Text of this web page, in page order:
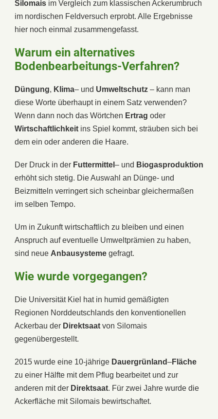
Silomais im Vergleich zum klassischen Ackerumbruch
im nordischen Feldversuch erprobt. Alle Ergebnisse
hier noch einmal zusammengefasst.
Warum ein alternatives
Bodenbearbeitungs-Verfahren?
Düngung, Klima– und Umweltschutz – kann man
diese Worte überhaupt in einem Satz verwenden?
Wenn dann noch das Wörtchen Ertrag oder
Wirtschaftlichkeit ins Spiel kommt, sträuben sich bei
dem ein oder anderen die Haare.
Der Druck in der Futtermittel – und Biogasproduktion
erhöht sich stetig. Die Auswahl an Dünge- und
Beizmitteln verringert sich scheinbar gleichermaßen
im selben Tempo.
Um in Zukunft wirtschaftlich zu bleiben und einen
Anspruch auf eventuelle Umweltprämien zu haben,
sind neue Anbausysteme gefragt.
Wie wurde vorgegangen?
Die Universität Kiel hat in humid gemäßigten
Regionen Norddeutschlands den konventionellen
Ackerbau der Direktsaat von Silomais
gegenübergestellt.
2015 wurde eine 10-jährige Dauergrünland–Fläche
zu einer Hälfte mit dem Pflug bearbeitet und zur
anderen mit der Direktsaat. Für zwei Jahre wurde die
Ackerfläche mit Silomais bewirtschaftet.